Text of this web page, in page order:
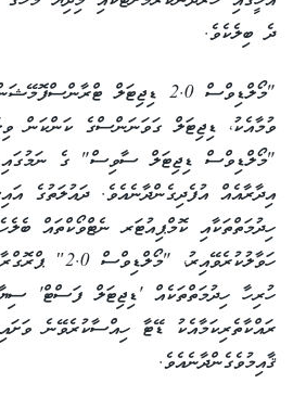
ދެ ބިލެކެވެ.
"މޯލްޑިވްސް 2.0 ޑިޖިޓަލް
ވުމާއެކު، ޑިޖިޓަލް ގަވަނަންސްގެ ކަންކަން
"މޯލްޑިވްސް ޑިޖިޓަލް ސާވިސް" ގެ
އިދާރާއެއް އުފެދިގެންދާނެއެވެ. ދައުލަތުގެ
ހިދުމަތްތަކާއި ކޮމްޕިއުޓަރ ނެޓްވޯކްތައް
ހަވާލުކުރެވޭއިރު،
ހުރިހާ ހިދުމަތްތަކެއް 'ޑިޖިޓަލް ފަސްޓް'
ރައްކާތެރިކަމާއެކު ޑޭޓާ ހިއްސާކުރެވޭނެ
ޤާއިމުވެގެންދާނެއެވެ.